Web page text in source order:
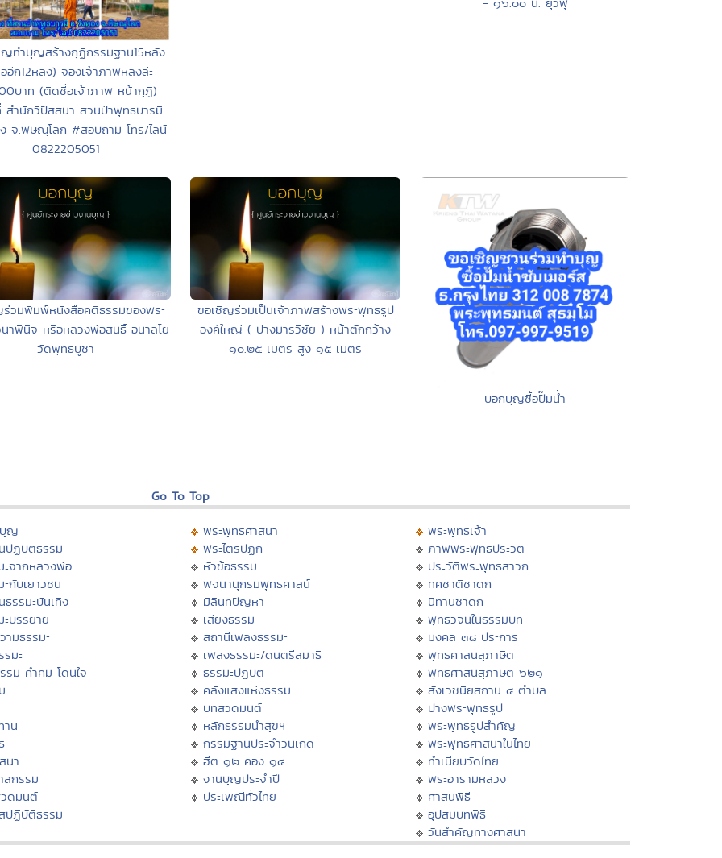
ทำบุญสร้างกุฏิกรรมฐาน15หลัง
อีก12หลัง) จองเจ้าภาพหลังล่ะ
บาท (ติดชื่อเจ้าภาพ หน้ากุฏิ)
สำนักวิปัสสนา สวนป่าพุทธบารมี
จ.พิษณุโลก #สอบถาม โทร/ไลน์
0822205051
วมพิมพ์หนังสือคติธรรมของพระ
าพินิจ หรือหลวงพ่อสนธิ์ อนาลโย
วัดพุทธบูชา
ขอเชิญร่วมเป็นเจ้าภาพสร้างพระพุทธรูป
องค์ใหญ่ ( ปางมารวิชัย ) หน้าตักกว้าง
๑๐.๒๕ เมตร สูง ๑๕ เมตร
บอกบุญซื้อปั๊มน้ำ
Go To Top
ญ
ปฏิบัติธรรม
ะจากหลวงพ่อ
ะกับเยาวชน
ธรรมะบันเทิง
ะบรรยาย
ามธรรมะ
รมะ
รม คำคม โดนใจ
น
นา
สกรรม
ดมนต์
ปฏิบัติธรรม
พระพุทธศาสนา
พระไตรปิฏก
หัวข้อธรรม
พจนานุกรมพุทธศาสน์
มิลินทปัญหา
เสียงธรรม
สถานีเพลงธรรมะ
เพลงธรรมะ/ดนตรีสมาธิ
ธรรมะปฏิบัติ
คลังแสงแห่งธรรม
บทสวดมนต์
หลักธรรมนำสุขฯ
กรรมฐานประจำวันเกิด
ฮีต ๑๒ คอง ๑๔
งานบุญประจำปี
ประเพณีทั่วไทย
พระพุทธเจ้า
ภาพพระพุทธประวัติ
ประวัติพระพุทธสาวก
ทศชาติชาดก
นิทานชาดก
พุทธวจนในธรรมบท
มงคล ๓๘ ประการ
พุทธศาสนสุภาษิต
พุทธศาสนสุภาษิต ๖๒๑
สังเวชนียสถาน ๔ ตำบล
ปางพระพุทธรูป
พระพุทธรูปสำคัญ
พระพุทธศาสนาในไทย
ทำเนียบวัดไทย
พระอารามหลวง
ศาสนพิธี
อุปสมบทพิธี
วันสำคัญทางศาสนา